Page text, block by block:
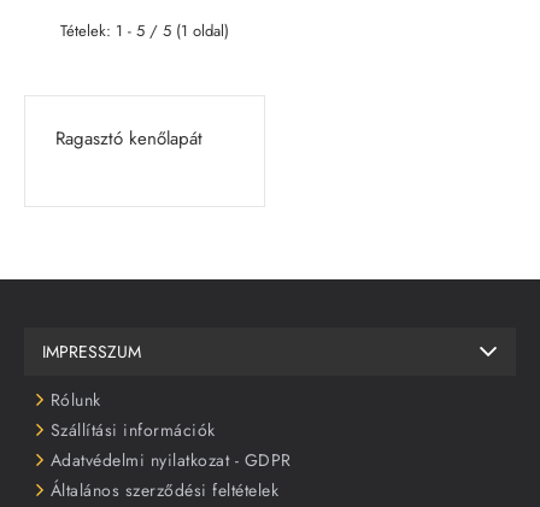
Ragasztó kenőlapát
Tételek: 1 - 5 / 5 (1 oldal)
IMPRESSZUM
Rólunk
Szállítási információk
Adatvédelmi nyilatkozat - GDPR
Általános szerződési feltételek